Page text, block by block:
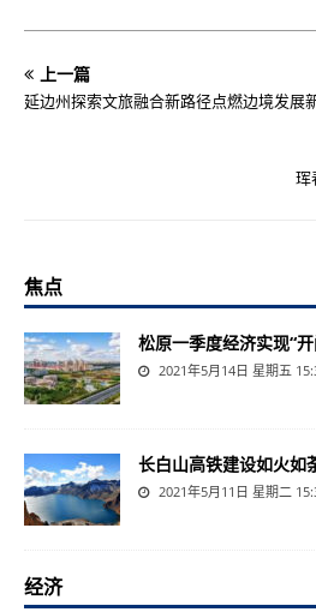
上一篇
延边州探索文旅融合新路径点燃边境发展
珲
焦点
松原一季度经济实现“
2021年5月14日 星期五
长白山高铁建设如火如
2021年5月11日 星期二
经济